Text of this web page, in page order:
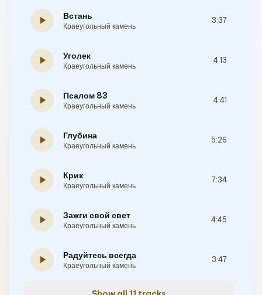
play_arrow Встань
Краеугольный камень
3:37
play_arrow Уголек
Краеугольный камень
4:13
play_arrow Псалом 83
Краеугольный камень
4:41
play_arrow Глубина
Краеугольный камень
5:26
play_arrow Крик
Краеугольный камень
7:34
play_arrow Зажги свой свет
Краеугольный камень
4:45
play_arrow Радуйтесь всегда
Краеугольный камень
3:47